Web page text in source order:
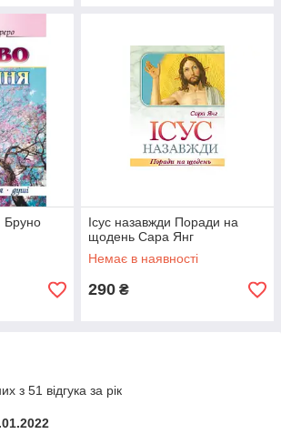
Бруно
Ісус назавжди Поради на
щодень Сара Янг
Немає в наявності
290 ₴
з 51 відгука за рік